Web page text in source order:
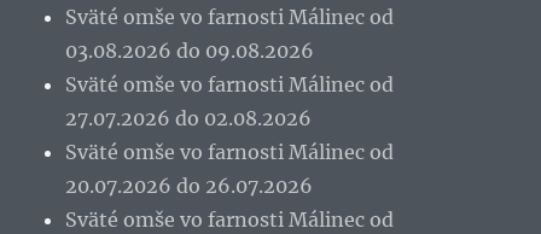
Sväté omše vo farnosti Málinec od
03.08.2026 do 09.08.2026
Sväté omše vo farnosti Málinec od
27.07.2026 do 02.08.2026
Sväté omše vo farnosti Málinec od
20.07.2026 do 26.07.2026
Sväté omše vo farnosti Málinec od